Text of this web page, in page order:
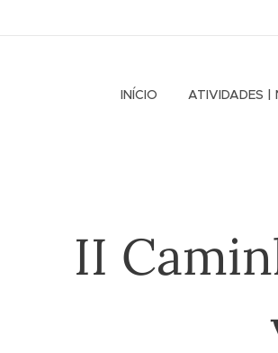
INÍCIO ATIVIDADES |
II